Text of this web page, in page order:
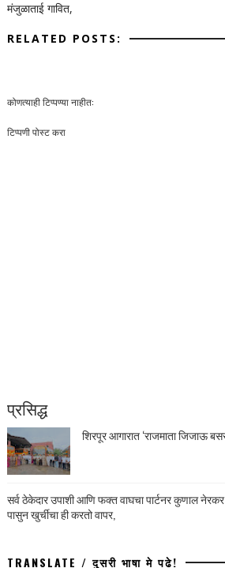
मंजुळाताई गावित,
RELATED POSTS:
कोणत्याही टिप्पण्‍या नाहीत:
टिप्पणी पोस्ट करा
प्रसिद्ध
शिरपूर आगारात ‘राजमाता जिजाऊ
सर्व ठेकेदार उपाशी आणि फक्त वाघचा पार्टनर कुणाल
पासुन खुर्चीचा ही करतो वापर,
TRANSLATE / दुसरी भाषा मे पढे!